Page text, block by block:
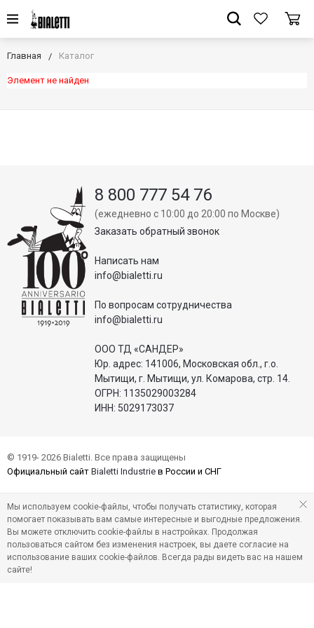
Главная Каталог
Элемент не найден
8 800 777 54 76
(ежедневно с 10:00 до 20:00 по Москве)
Заказать обратный звонок
Написать нам
info@bialetti.ru
По вопросам сотрудничества
info@bialetti.ru
ООО ТД «САНДЕР»
Юр. адрес: 141006, Московская обл., г.о.
Мытищи, г. Мытищи, ул. Комарова, стр. 14.
ОГРН: 1135029003284
ИНН: 5029173037
© 1919- 2026 Bialetti. Все права защищены
Официальный сайт Bialetti Industrie в России и СНГ
Мы используем cookie-файлы, чтобы получать статистику, которая
помогает показывать вам самые интересные и выгодные предложения.
Вы можете отключить cookie-файлы в настройках. Продолжая
пользоваться сайтом без изменения настроек, вы даете согласие на
использование ваших cookie-файлов. Всегда рады видеть вас на нашем
сайте!